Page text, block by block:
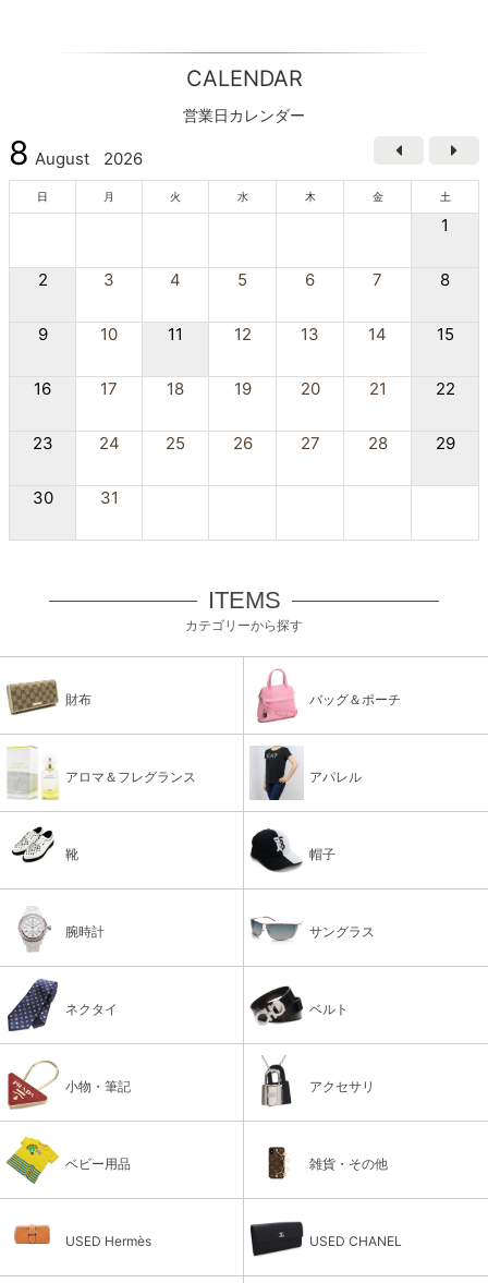
CALENDAR
営業日カレンダー
8 August 2026
日 月 火 水 木 金 土
1
2 3 4 5 6 7 8
9 10 11 12 13 14 15
16 17 18 19 20 21 22
23 24 25 26 27 28 29
30 31
ITEMS
カテゴリーから探す
財布 バッグ＆ポーチ
アロマ＆フレグランス アパレル
靴 帽子
腕時計 サングラス
ネクタイ ベルト
小物・筆記 アクセサリ
ベビー用品 雑貨・その他
USED Hermès USED CHANEL